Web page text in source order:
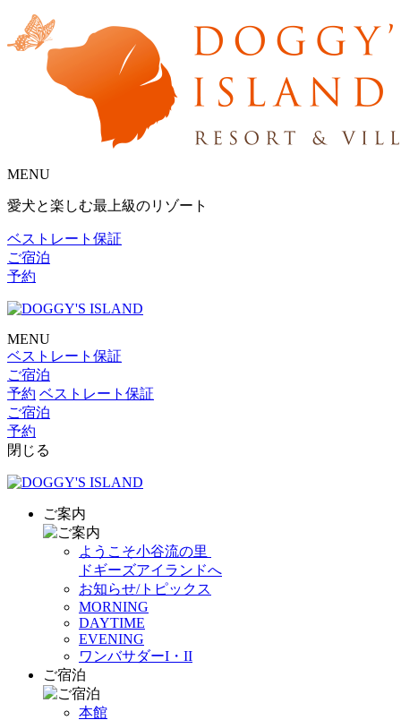
MENU
愛犬と楽しむ最上級のリゾート
ベストレート保証
ご宿泊
予約
MENU
ベストレート保証
ご宿泊
予約 ベストレート保証
ご宿泊
予約
閉じる
ご案内
ようこそ小谷流の里
ドギーズアイランドへ
お知らせ/トピックス
MORNING
DAYTIME
EVENING
ワンバサダーI・II
ご宿泊
本館